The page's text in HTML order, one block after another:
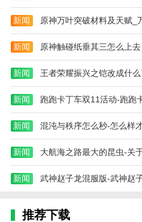
新闻 原神万叶突破材料及天赋_
新闻 原神触碰纸垂其三怎么上
新闻
新闻
新闻 混沌与秩序怎么秒-怎么样
新闻 大航海之路最大的昆虫-关
新闻 武神赵子龙混服版-武神赵
推荐下载